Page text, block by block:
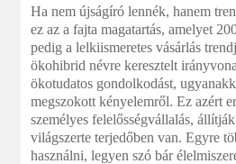
Ha nem újságíró lennék, hanem
ez az a fajta magatartás, amelyet
pedig a lelkiismeretes vásárlás
ökohibrid névre keresztelt
ökotudatos gondolkodást,
megszokott kényelemről. Ez azért
személyes felelősségvállalás,
világszerte terjedőben van. Egyre
használni, legyen szó bár